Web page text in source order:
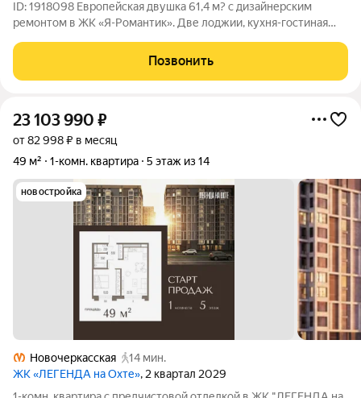
ID: 1918098 Европейская двушка 61,4 м? с дизайнерским
ремонтом в ЖК «Я-Романтик». Две лоджии, кухня-гостиная
13-м этаже, выходите на теплую застекленную лоджию с
чашкой кофе и смотрите на
Позвонить
23 103 990 ₽
от 82 998 ₽ в месяц
49 м²
1-комн. квартира 5 этаж из 14
новостройка
Новочеркасская
14 мин.
ЖК «ЛЕГЕНДА на Охте», 2 квартал 2029